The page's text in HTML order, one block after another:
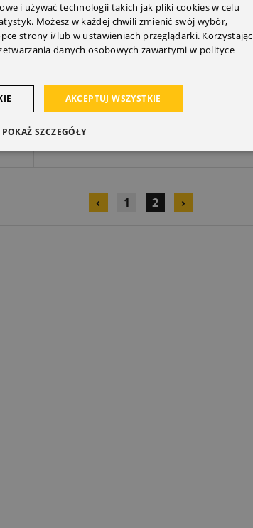
Cena: 848,38 zł
DODAJ DO KOSZYKA
‹ 1 2 ›
i używać technologii takich jak pliki cookies w celu
Możesz w każdej chwili zmienić swój wybór,
strony i/lub w ustawieniach przeglądarki. Korzystając
danych osobowych zawartymi w polityce
AKCEPTUJ WSZYSTKIE
POKAŻ SZCZEGÓŁY